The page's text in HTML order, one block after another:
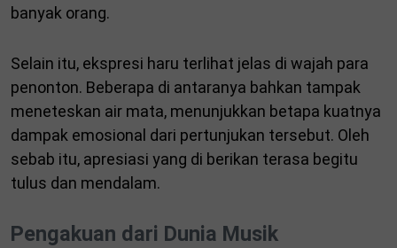
banyak orang.
Selain itu, ekspresi haru terlihat jelas di wajah para
penonton. Beberapa di antaranya bahkan tampak
meneteskan air mata, menunjukkan betapa kuatnya
dampak emosional dari pertunjukan tersebut. Oleh
sebab itu, apresiasi yang di berikan terasa begitu
tulus dan mendalam.
Pengakuan dari Dunia Musik